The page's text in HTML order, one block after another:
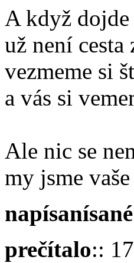
A když dojde
už není cesta
vezmeme si
a vás si
Ale nic se
my jsme
napísanísané
prečítalo::